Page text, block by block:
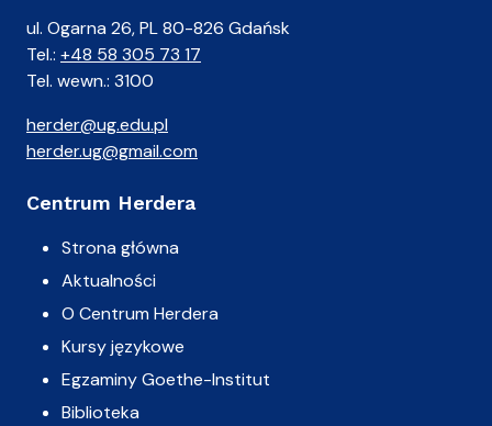
ul. Ogarna 26, PL 80-826 Gdańsk
Tel.: +48 58 305 73 17
Tel. wewn.: 3100
herder@ug.edu.pl
herder.ug@gmail.com
Centrum Herdera
Strona główna
Aktualności
O Centrum Herdera
Kursy językowe
Egzaminy Goethe-Institut
Biblioteka